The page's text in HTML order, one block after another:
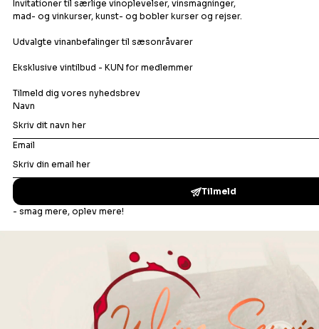
Det flydende udvalg
Bobler
Hvidvin
Orangevin
Rosévin
Dessertvin
Bonusafdelingen
Madopskrifter
Din ro i maven
Handelsbetingelser B2C
Handelsbetingelser B2B